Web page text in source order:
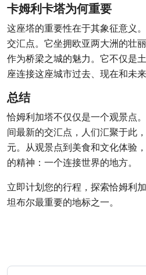
卡姆利卡塔为何重要
这座塔的重要性在于其象征意义
交汇点。它坐拥欧亚两大洲的壮
作为桥梁之城的魅力。它不仅是
座连接这座城市过去、现在和未来
总结
恰姆利加塔不仅仅是一个观景点
间最新的交汇点，人们汇聚于此
元。从观景点到美食和文化体验
的精神：一个连接世界的地方。
立即计划您的行程，探索恰姆利
坦布尔最重要的地标之一。